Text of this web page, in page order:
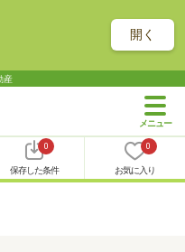
開く
産
0
保存した条件
0
お気に入り